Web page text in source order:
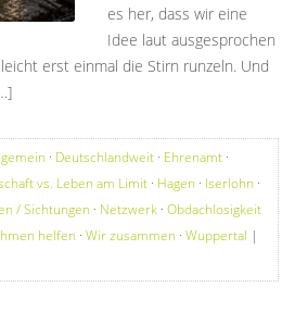
es her, dass wir eine
Idee laut ausgesprochen
erst einmal die Stirn runzeln. Und
· Deutschlandweit · Ehrenamt ·
vs. Leben am Limit · Hagen · Iserlohn ·
/ Sichtungen · Netzwerk · Obdachlosigkeit
helfen · Wir zusammen · Wuppertal |